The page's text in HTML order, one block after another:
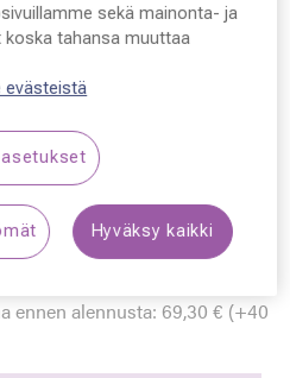
- 16 -
ennen alennusta: 69,30 € (+40
sekä mainonta- ja
tahansa muuttaa
evästeistä
Hyväksy kaikki